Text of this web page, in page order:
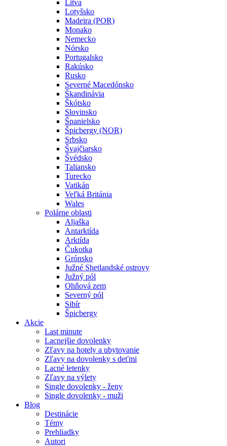
Litva
Lotyšsko
Madeira (POR)
Monako
Nemecko
Nórsko
Portugalsko
Rakúsko
Rusko
Severné Macedónsko
Škandinávia
Škótsko
Slovinsko
Španielsko
Špicbergy (NOR)
Srbsko
Švajčiarsko
Švédsko
Taliansko
Turecko
Vatikán
Veľká Británia
Wales
Polárne oblasti
Aljaška
Antarktída
Arktída
Čukotka
Grónsko
Južné Shetlandské ostrovy
Južný pól
Ohňová zem
Severný pól
Sibír
Špicbergy
Akcie
Last minute
Lacnejšie dovolenky
Zľavy na hotely a ubytovanie
Zľavy na dovolenky s deťmi
Lacné letenky
Zľavy na výlety
Single dovolenky - ženy
Single dovolenky - muži
Blog
Destinácie
Témy
Prehliadky
Autori